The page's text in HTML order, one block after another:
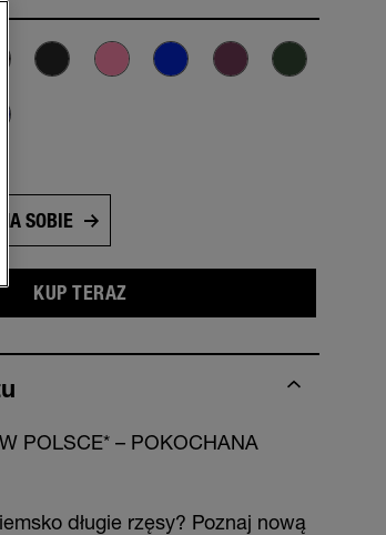
SOBIE
KUP TERAZ
POLSCE* – POKOCHANA
długie rzęsy? Poznaj nową